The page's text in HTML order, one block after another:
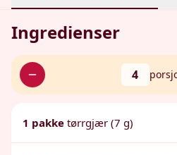
Ingredienser
4
1 pakke tørrgjær (7 g)